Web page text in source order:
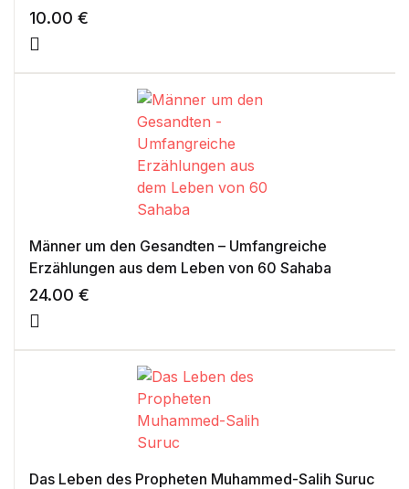
10.00 €
Männer um den Gesandten – Umfangreiche
Erzählungen aus dem Leben von 60 Sahaba
24.00 €
Das Leben des Propheten Muhammed-Salih Suruc